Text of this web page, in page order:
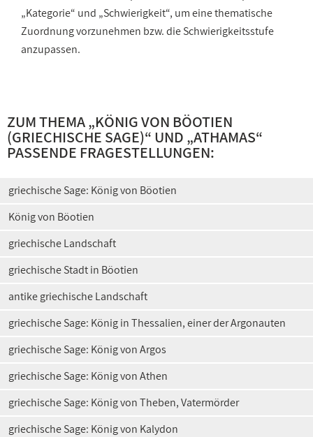
„Kategorie“ und „Schwierigkeit“, um eine thematische
Zuordnung vorzunehmen bzw. die Schwierigkeitsstufe
anzupassen.
ZUM THEMA „KÖNIG VON BÖOTIEN
(GRIECHISCHE SAGE)“ UND „ATHAMAS“
PASSENDE FRAGESTELLUNGEN:
griechische Sage: König von Böotien
König von Böotien
griechische Landschaft
griechische Stadt in Böotien
antike griechische Landschaft
griechische Sage: König in Thessalien, einer der Argonauten
griechische Sage: König von Argos
griechische Sage: König von Athen
griechische Sage: König von Theben, Vatermörder
griechische Sage: König von Kalydon